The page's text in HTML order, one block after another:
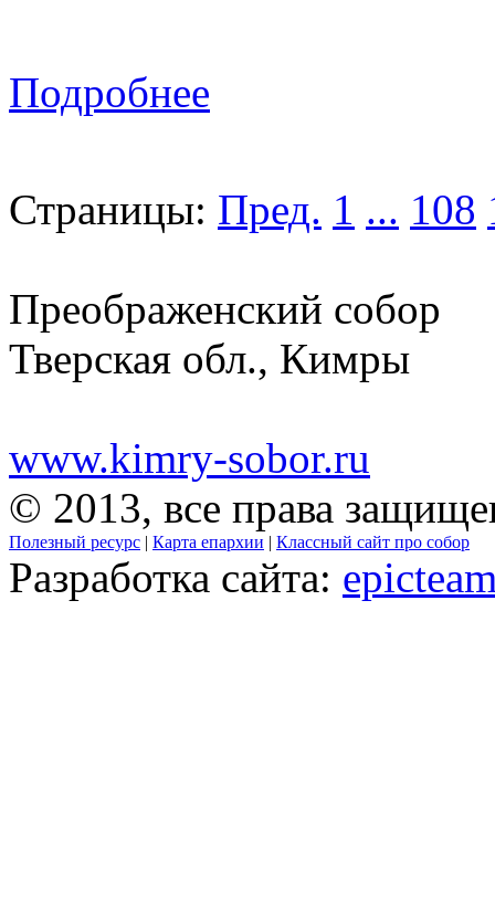
Подробнее
Страницы: Пред. 1 ... 108
Преображенский собор
Тверская обл., Кимры
www.kimry-sobor.ru
© 2013, все права
Полезный ресурс | Карта епархии | Классный сайт про собор
Разработка сайта: